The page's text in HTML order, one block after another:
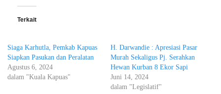
Terkait
Siaga Karhutla, Pemkab Kapuas
Siapkan Pasukan dan Peralatan
Agustus 6, 2024
dalam "Kuala Kapuas"
H. Darwandie : Apresiasi Pasar
Murah Sekaligus Pj. Serahkan
Hewan Kurban 8 Ekor Sapi
Juni 14, 2024
dalam "Legislatif"